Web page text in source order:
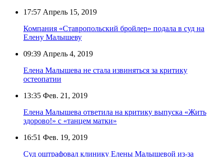
17:57 Апрель 15, 2019
Компания «Ставропольский бройлер» подала в суд на
Елену Малышеву
09:39 Апрель 4, 2019
Елена Малышева не стала извиняться за критику
остеопатии
13:35 Фев. 21, 2019
Елена Малышева ответила на критику выпуска «Жить
здорово!» с «танцем матки»
16:51 Фев. 19, 2019
Суд оштрафовал клинику Елены Малышевой из-за